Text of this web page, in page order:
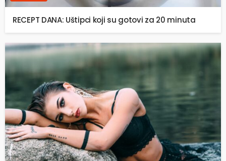
RECEPT DANA: Uštipci koji su gotovi za 20 minuta